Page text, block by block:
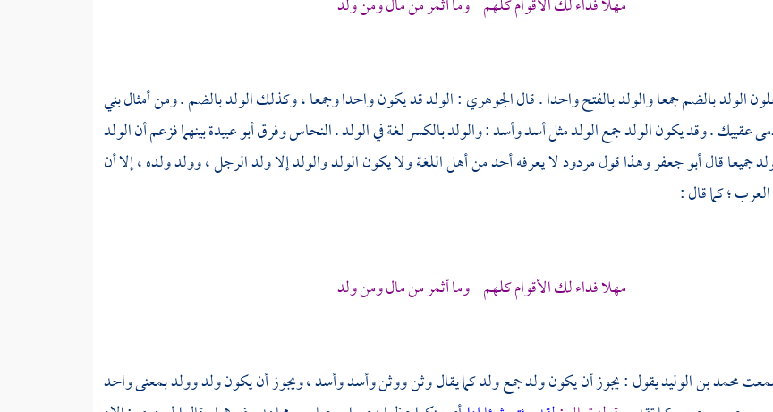
مهلا فداء لك الأقوام كلهم وما أثمر من مال ومن ولد
الولد بالضم جمعا والولد بالفتح واحدا . قالالجوهري: الولد قد يكون واحدا وجمعا ، وكذلك الولد بالضم . ومن أمثالبني
عقبيك . وقد يكون الولد جمع الولد مثل أسد وأسد : والولد بالكسر لغة في الولد .النحاسوفرقأبو عبيدةبينهما فزعم أن الولد
جميعا قالأبو جعفروهذا قول مردود لا يعرفه أحد من أهل اللغة ولا يكون الولد والولد إلا ولد الرجل ، وولد ولده ، إلا أن
؛ كما قال :
مهلا فداء لك الأقوام كلهم وما أثمر من مال ومن ولد
محمد بن الوليديقول : يجوز أن يكون ولد جمع ولد كما يقال وثن ووثن وأسد وأسد ، ويجوز أن يكون ولد وولد بمعنى واحد